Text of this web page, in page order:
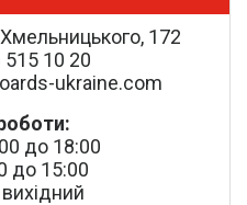
172
515 10 20
ukraine.com
до 18:00
до 15:00